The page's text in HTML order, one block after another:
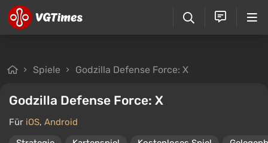
Spiele Godzilla Defense Force: X
Godzilla Defense Force: X
Für iOS, Android